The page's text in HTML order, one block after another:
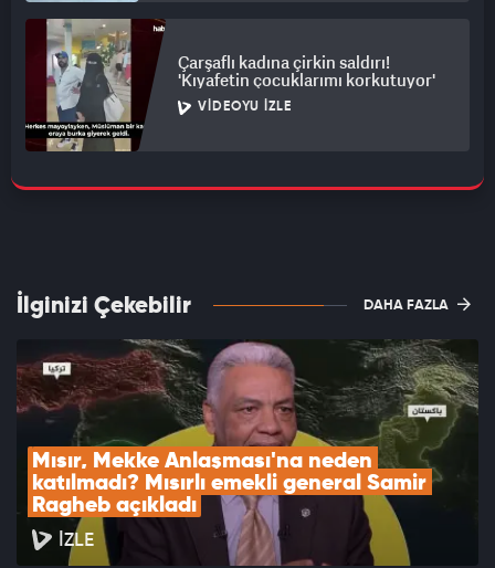
Çarşaflı kadına çirkin saldırı!
'Kıyafetin çocuklarımı korkutuyor'
VIDEOYU İZLE
İlginizi Çekebilir DAHA FAZLA
Mısır, Mekke Anlaşması'na neden
katılmadı? Mısırlı emekli general Samir
Ragheb açıkladı
İZLE